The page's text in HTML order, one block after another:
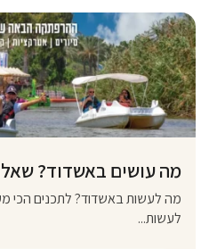
מה עושים באשדוד?
מה לעשות באשדוד? לתכנים הכי
לעשות...